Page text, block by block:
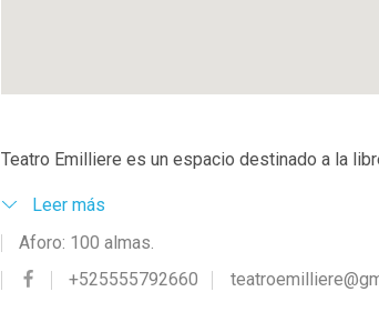
Teatro Emilliere es un espacio destinado a la
Leer más
Aforo: 100 almas.
+525555792660